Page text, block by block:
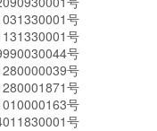
号
号
号
号
号
号
号